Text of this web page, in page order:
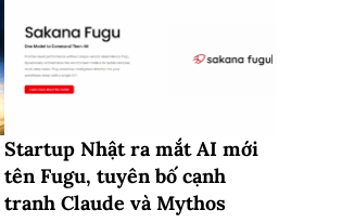
Startup Nhật ra mắt AI mới
tên Fugu, tuyên bố cạnh
tranh Claude và Mythos